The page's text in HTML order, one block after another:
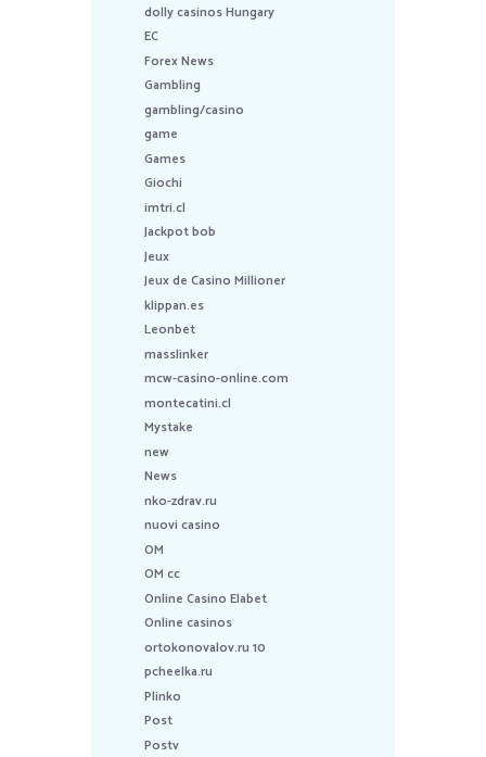
dolly casinos Hungary
EC
Forex News
Gambling
gambling/casino
game
Games
Giochi
imtri.cl
Jackpot bob
Jeux
Jeux de Casino Millioner
klippan.es
Leonbet
masslinker
mcw-casino-online.com
montecatini.cl
Mystake
new
News
nko-zdrav.ru
nuovi casino
OM
OM cc
Online Casino Elabet
Online casinos
ortokonovalov.ru 10
pcheelka.ru
Plinko
Post
Postv